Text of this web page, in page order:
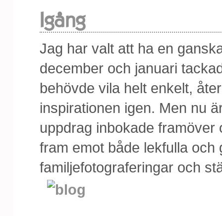
Igång
Jag har valt att ha en
december och januari
behövde vila helt enkelt,
inspirationen igen. Men nu
uppdrag inbokade
fram emot både lekfulla och
familjefotograferingar och